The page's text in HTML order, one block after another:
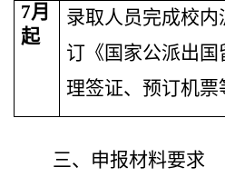
7月
起
录取人员完成校内
订《国家公派出
理签证、预订机票
三、申报材料要求